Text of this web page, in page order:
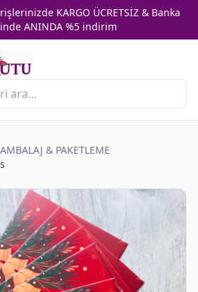
KARGO ÜCRETSİZ & Banka
ANINDA %5 indirim
AMBALAJ & PAKETLEME